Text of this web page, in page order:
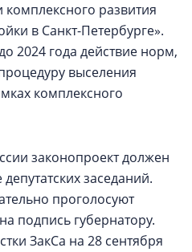
комплексного развития
в Санкт-Петербурге».
2024 года действие норм,
выселения
комплексного
законопроект должен
заседаний.
проголосуют
подпись губернатору.
ЗакСа на 28 сентября